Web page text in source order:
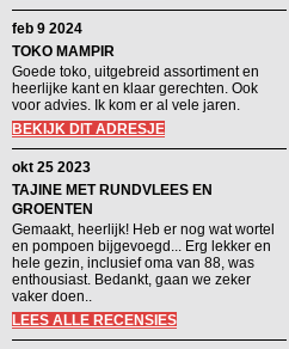
feb 9 2024
TOKO MAMPIR
Goede toko, uitgebreid assortiment en
heerlijke kant en klaar gerechten. Ook
voor advies. Ik kom er al vele jaren.
BEKIJK DIT ADRESJE
okt 25 2023
TAJINE MET RUNDVLEES EN
GROENTEN
Gemaakt, heerlijk! Heb er nog wat wortel
en pompoen bijgevoegd... Erg lekker en
hele gezin, inclusief oma van 88, was
enthousiast. Bedankt, gaan we zeker
vaker doen..
LEES ALLE RECENSIES